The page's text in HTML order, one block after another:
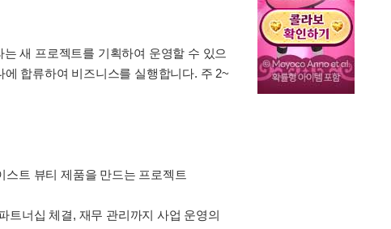
새 프로젝트를 기획하여 운영할 수 있으
합류하여 비즈니스를 실행합니다. 주 2~
트 뷰티 제품을 만드는 프로젝트
트너십 체결, 재무 관리까지 사업 운영의